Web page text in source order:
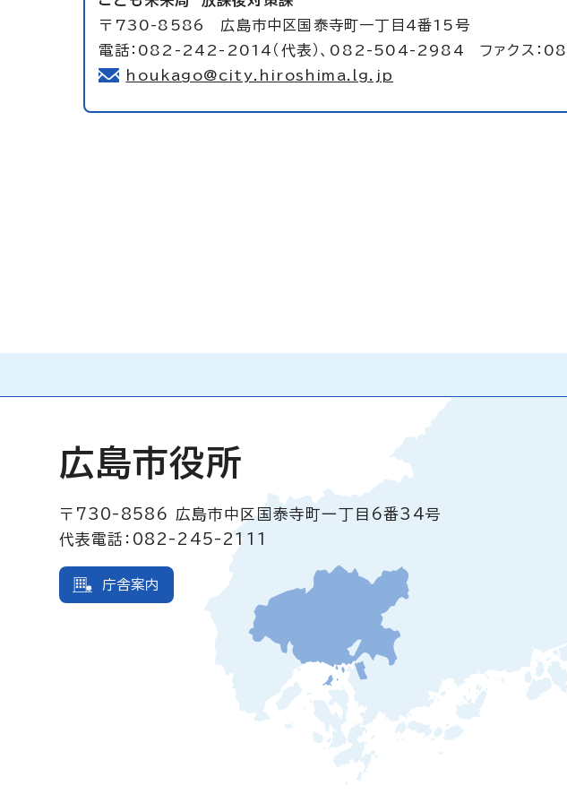
〒730-8586 広島市中区国泰寺町一丁目4番15号
電話：082-242-2014（代表）、082-504-2984 ファクス
houkago@city.hiroshima.lg.jp
広島市役所
〒730-8586
広島市中区国泰寺町一丁目6番34号
代表電話：082-245-2111
庁舎案内